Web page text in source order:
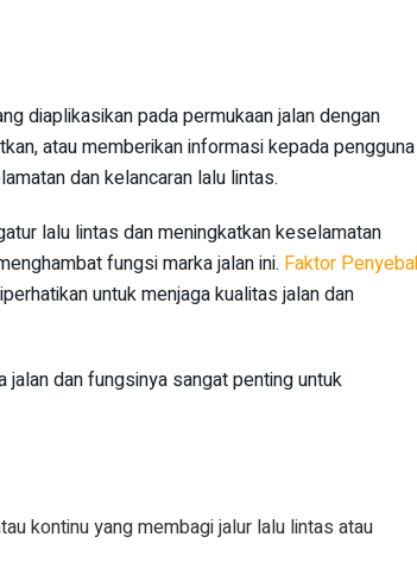
diaplikasikan pada permukaan jalan dengan
atau memberikan informasi kepada pengguna
dan kelancaran lalu lintas.
lalu lintas dan meningkatkan keselamatan
fungsi marka jalan ini. Faktor
untuk menjaga kualitas jalan dan
jalan dan fungsinya sangat penting untuk
kontinu yang membagi jalur lalu lintas atau